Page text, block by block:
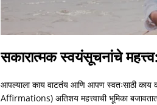
सकारात्मक स्वयंसूचनांचे
आपल्याला काय वाटतंय आणि आपण स्वतःसाठी
Affirmations) अतिशय महत्त्वाची भूमिका